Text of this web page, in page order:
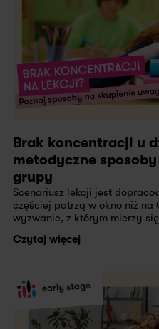
Brak koncentracji u
metodyczne
grupy
Scenariusz lekcji jest
częściej patrzą w okno niż na
wyzwanie, z którym mierzy
Czytaj więcej